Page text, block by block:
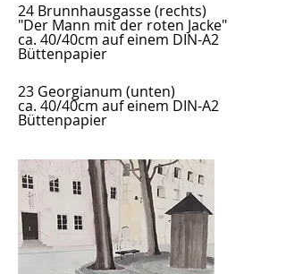
24 Brunnhausgasse(rechts)
"Der Mann mit der roten Jacke"
ca. 40/40cm auf einem DIN-A2
Büttenpapier
23 Georgianum (unten)
ca. 40/40cm auf einem DIN-A2
Büttenpapier